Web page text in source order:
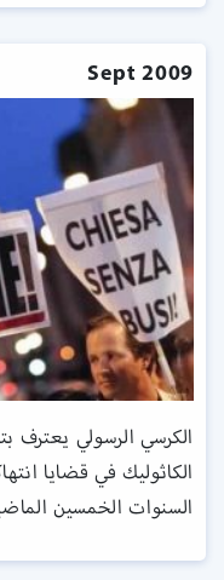
Sept 2009
الكاثوليك في قضايا
السنوات الخمسين